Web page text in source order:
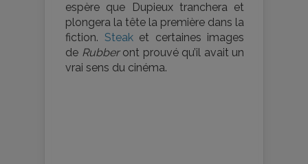
espère que Dupieux tranchera et
plongera la tête la première dans la
fiction. Steaket certaines images
de Rubberont prouvé qu’il avait un
vrai sens du cinéma.